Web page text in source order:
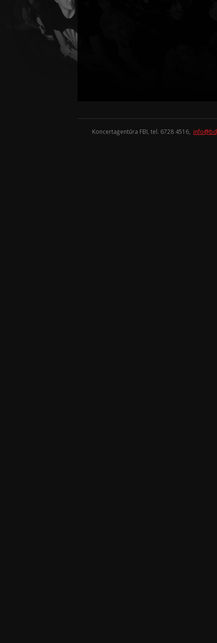
Koncertaģentūra FBI, tel. 6728 4516,